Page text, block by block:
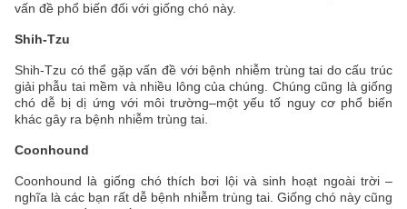
vấn đề phổ biến đối với giống chó này.
Shih-Tzu
Shih-Tzu có thể gặp vấn đề với bệnh nhiễm trùng tai do cấu trúc
giải phẫu tai mềm và nhiều lông của chúng. Chúng cũng là giống
chó dễ bị dị ứng với môi trường–một yếu tố nguy cơ phổ biến
khác gây ra bệnh nhiễm trùng tai.
Coonhound
Coonhound là giống chó thích bơi lội và sinh hoạt ngoài trời –
nghĩa là các bạn rất dễ bệnh nhiễm trùng tai. Giống chó này cũng